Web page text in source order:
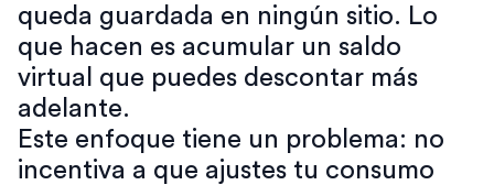
queda guardada en ningún sitio. Lo
que hacen es acumular un saldo
virtual que puedes descontar más
adelante.
Este enfoque tiene un problema: no
incentiva a que ajustes tu consumo